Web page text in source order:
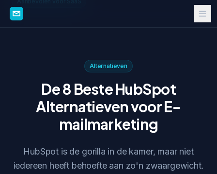
Alternatieven
De 8 Beste HubSpot
Alternatieven voor E-
mailmarketing
HubSpot is de gorilla in de kamer, maar niet
iedereen heeft behoefte aan zo'n zwaargewicht.